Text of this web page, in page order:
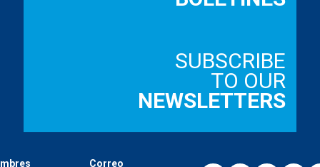
SUBSCRIBE
TO OUR
NEWSLETTERS
Correo